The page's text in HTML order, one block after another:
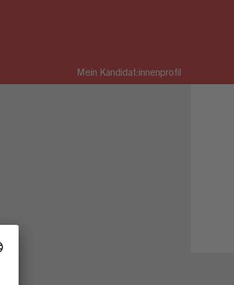
Mein Kandidat:innenprofil